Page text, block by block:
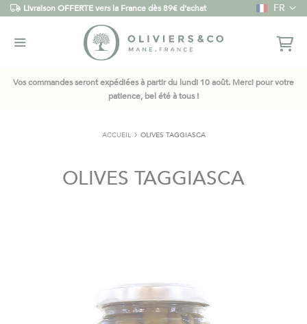
Livraison OFFERTE vers la France dès 89€ d'achat LangueFR
Vos commandes seront expédiées à partir du lundi 10 août. Merci pour votre
patience, bel été à tous !
ACCUEIL OLIVES TAGGIASCA
OLIVES TAGGIASCA